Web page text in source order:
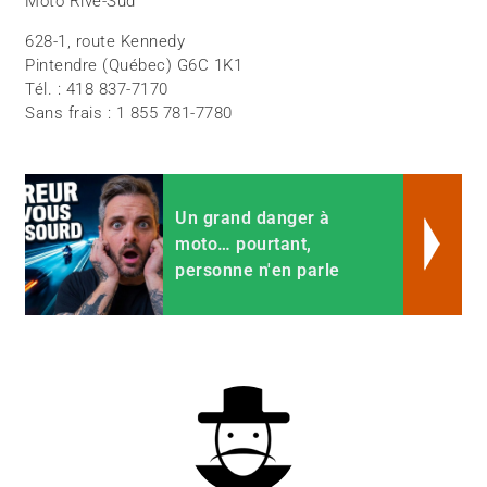
628-1, route Kennedy
Pintendre (Québec) G6C 1K1
Tél. : 418 837-7170
Sans frais : 1 855 781-7780
Un grand danger à
moto… pourtant,
personne n'en parle